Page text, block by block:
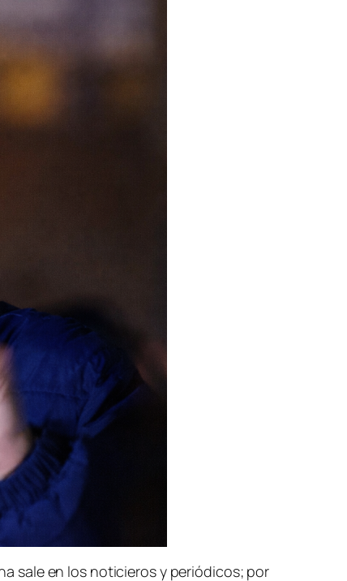
sale en los noticieros y periódicos; por